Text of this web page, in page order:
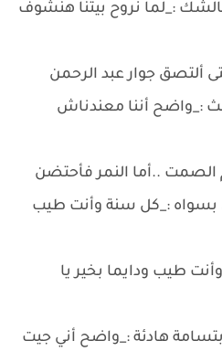
:_لما نروح بيتنا هنشوف
ألتصق جوار عبد الرحمن
:_واضح أننا معندناش
الصمت ..أما النمر فأحتضن
بسواه :_كل سنة وأنت طيب
طيب ودايما بخير يا
هادئة :_واضح أني جيت